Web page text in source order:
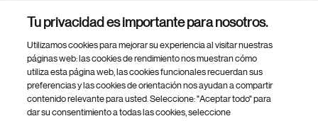
Footer Site Search
Tu privacidad es importante para nosotros.
Utilizamos cookies para mejorar su experiencia al visitar nuestras
páginas web: las cookies de rendimiento nos muestran cómo
utiliza esta página web, las cookies funcionales recuerdan sus
preferencias y las cookies de orientación nos ayudan a compartir
contenido relevante para usted. Seleccione: "Aceptar todo" para
dar su consentimiento a todas las cookies, seleccione